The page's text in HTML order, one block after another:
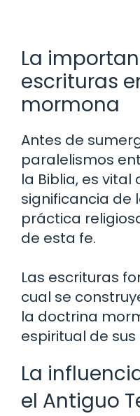
La
escrituras
mormona
Antes de
paralelismos
la Biblia, es
significancia de
práctica
de esta fe.
Las escrituras
cual se
la doctrina
espiritual de
La
el Antiguo